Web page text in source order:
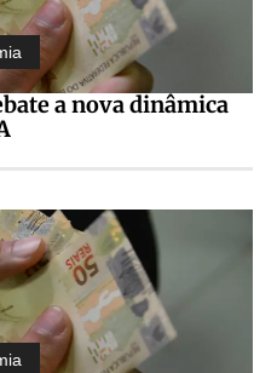
a nova dinâmica